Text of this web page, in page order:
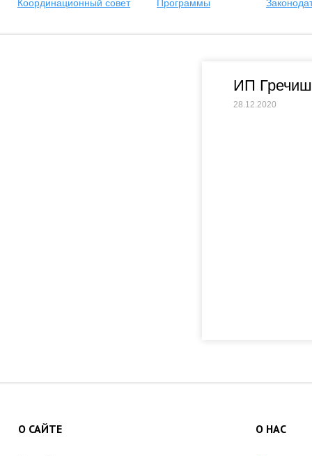
Координационный совет
Программы
ИП
28.12.2020
О САЙТЕ О НАС